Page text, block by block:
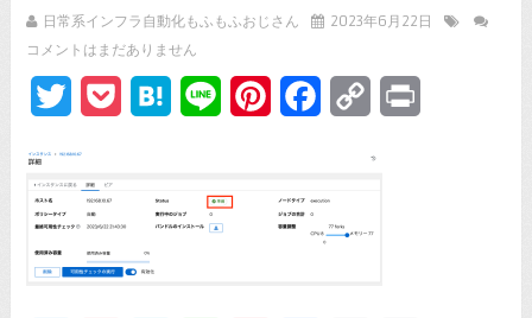
日常系インフラ自動化もふもふおじさん
2023年6月22日
コメントはまだありません
TwitterPocketHatenaLine PinterestFacebook
Copy